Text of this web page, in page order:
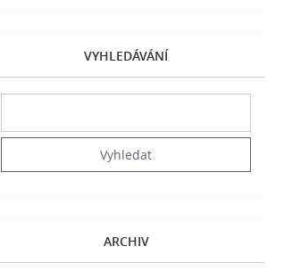
VYHLEDÁVÁNÍ
ARCHIV